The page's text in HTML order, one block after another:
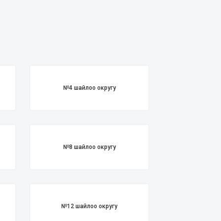
№4 шайлоо округу
№8 шайлоо округу
№12 шайлоо округу